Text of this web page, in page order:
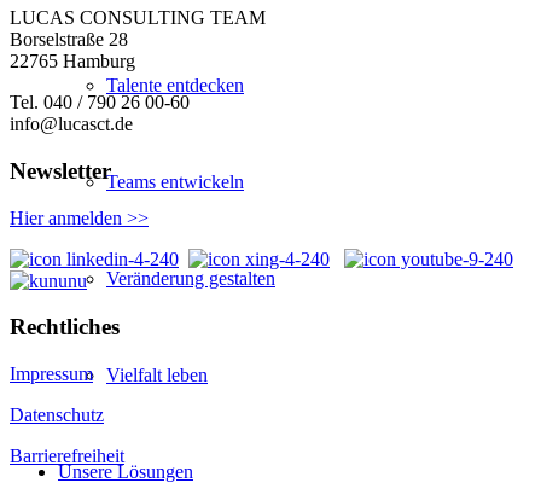
Talente entdecken
Teams entwickeln
Veränderung gestalten
Vielfalt leben
Unsere Lösungen
LUCAS CONSULTING TEAM
Borselstraße 28
22765 Hamburg
Tel. 040 / 790 26 00-60
info@lucasct.de
Newsletter
Hier anmelden >>
Rechtliches
Impressum
Datenschutz
Barrierefreiheit